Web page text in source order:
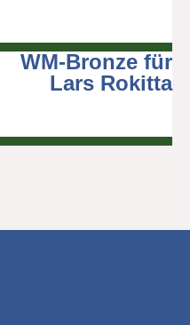
WM-Bronze für
Lars Rokitta